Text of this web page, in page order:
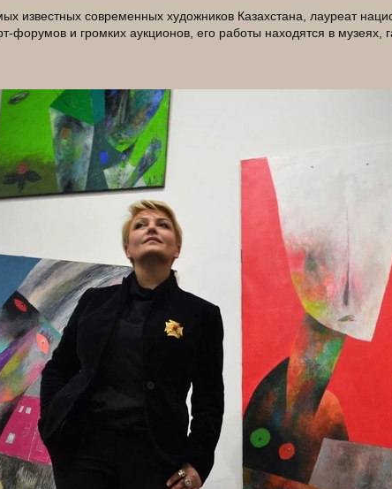
известных современных художников Казахстана, лауреат
и громких аукционов, его работы находятся в музеях,